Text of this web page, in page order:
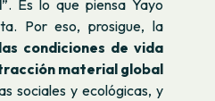
”. Es lo que piensa Yayo
Por eso, prosigue, la
condiciones de vida
material global
sociales y ecológicas, y